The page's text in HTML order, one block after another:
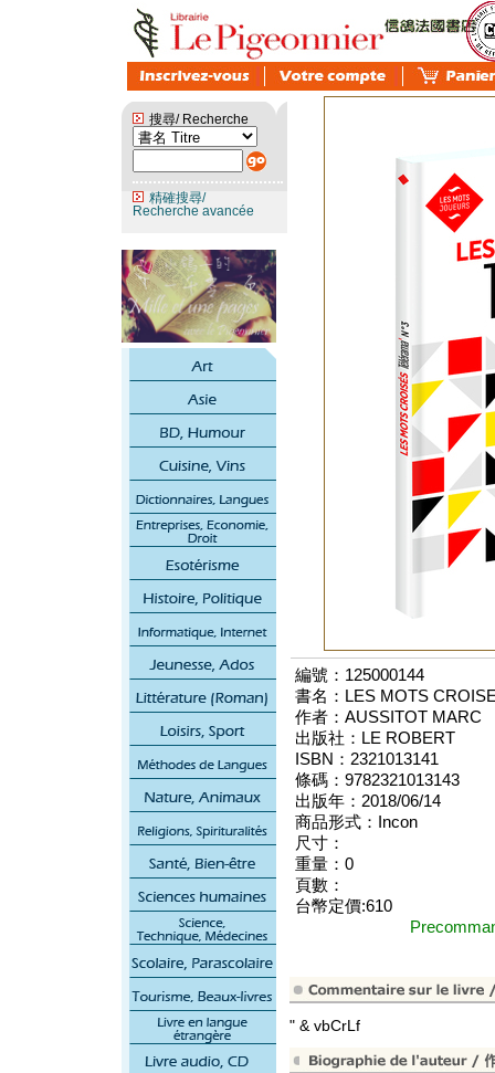
搜尋/ Recherche
精確搜尋/
Recherche avancée
編號：125000144
書名：LES MOTS
作者：AUSSITOT MARC
出版社：LE ROBERT
ISBN：2321013141
條碼：9782321013143
出版年：2018/06/14
商品形式：Incon
尺寸：
重量：0
頁數：
台幣定價:610
" & vbCrLf